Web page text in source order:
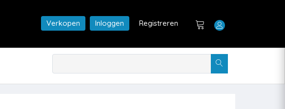
Verkopen Inloggen Registreren